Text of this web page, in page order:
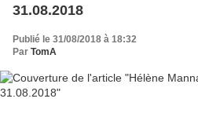
31.08.2018
Publié le 31/08/2018 à 18:32
Par TomA